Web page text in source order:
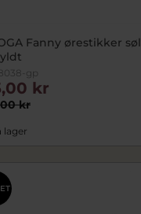
Fanny ørestikker
gp
kr
kr
lager